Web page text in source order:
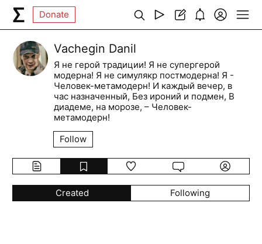
Donate
Vachegin Danil
Я не герой традиции! Я не супергерой
модерна! Я не симулякр постмодерна! Я -
Человек-метамодерн! И каждый вечер, в
час назначенный, Без ироний и подмен, В
диадеме, на морозе, – Человек-
метамодерн!
Follow
Created Following